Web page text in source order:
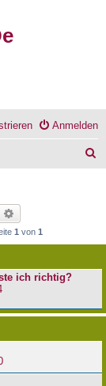
Anmelden
e
Suche
1 von 1
ich richtig?